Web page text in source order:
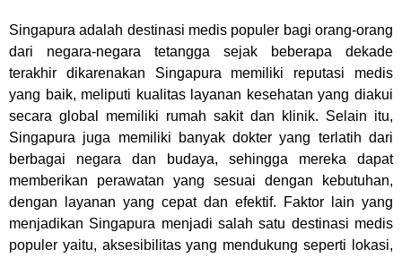
Singapura adalah destinasi medis populer bagi orang-orang
dari negara-negara tetangga sejak beberapa dekade
terakhir dikarenakan Singapura memiliki reputasi medis
yang baik, meliputi kualitas layanan kesehatan yang diakui
secara global memiliki rumah sakit dan klinik. Selain itu,
Singapura juga memiliki banyak dokter yang terlatih dari
berbagai negara dan budaya, sehingga mereka dapat
memberikan perawatan yang sesuai dengan kebutuhan,
dengan layanan yang cepat dan efektif. Faktor lain yang
menjadikan Singapura menjadi salah satu destinasi medis
populer yaitu, aksesibilitas yang mendukung seperti lokasi,